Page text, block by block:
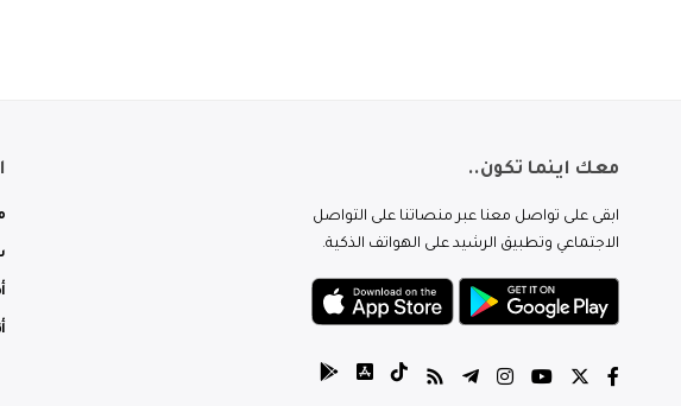
معك اينما تكون..
ابقى على تواصل معنا عبر منصاتنا على التواصل
الاجتماعي وتطبيق الرشيد على الهواتف الذكية.